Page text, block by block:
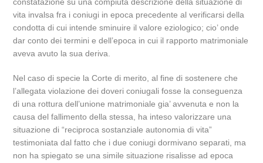
vita invalsa fra i coniugi in epoca precedente al verificarsi della
condotta di cui intende sminuire il valore eziologico; cio’ onde
dar conto dei termini e dell’epoca in cui il rapporto matrimoniale
aveva avuto la sua deriva.
Nel caso di specie la Corte di merito, al fine di sostenere che
l’allegata violazione dei doveri coniugali fosse la conseguenza
di una rottura dell’unione matrimoniale gia’ avvenuta e non la
causa del fallimento della stessa, ha inteso valorizzare una
situazione di “reciproca sostanziale autonomia di vita”
testimoniata dal fatto che i due coniugi dormivano separati, ma
non ha spiegato se una simile situazione risalisse ad epoca